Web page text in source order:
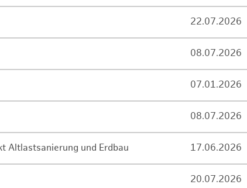
22.07.2026
08.07.2026
07.01.2026
08.07.2026
Altlastsanierung und Erdbau 17.06.2026
20.07.2026